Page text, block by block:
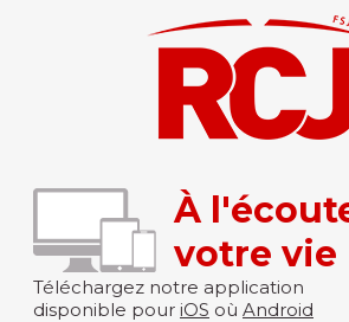
À
votre vie
Téléchargez notre application
disponible pour iOS où Android